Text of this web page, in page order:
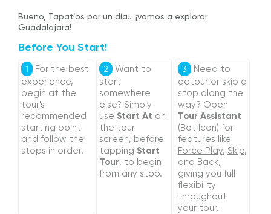
Bueno, Tapatíos por un día… ¡vamos a explorar
Guadalajara!
Before You Start!
1
For the best
experience,
begin at the
tour's
recommended
starting point
and follow the
stops in order.
2
Want to
start
somewhere
else? Simply
useStart At on
the tour
screen, before
tappingStart
Tour, to begin
from any stop.
3 Need to
detour or skip a
stop along the
way? Open
Tour Assistant
(Bot Icon) for
features like
Force Play, Skip,
and Back,
giving you full
flexibility
throughout
your tour.